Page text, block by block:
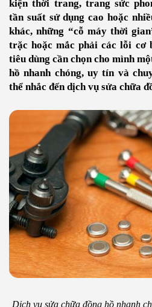
kiện thời trang, trang sức
tần suất sử dụng cao hoặc
khác, những “cỗ máy thời
trặc hoặc mắc phải các lỗi cơ
tiêu dùng cần chọn cho mình
hồ nhanh chóng, uy tín và
thể nhắc đến dịch vụ sửa chữa
Dịch vụ sửa chữa đồng hồ nhanh